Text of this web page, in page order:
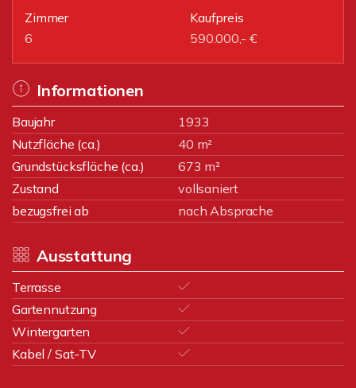
Zimmer
6
Kaufpreis
590.000,- €
Informationen
Baujahr
1933
Nutzfläche (ca.)
40 m²
Grundstücksfläche (ca.)
673 m²
Zustand
vollsaniert
bezugsfrei ab
nach Absprache
Ausstattung
Terrasse
Gartennutzung
Wintergarten
Kabel / Sat-TV